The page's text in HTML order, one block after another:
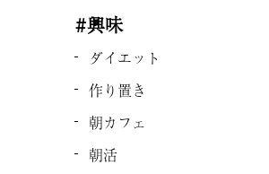
#興味
ダイエット
作り置き
朝カフェ
朝活